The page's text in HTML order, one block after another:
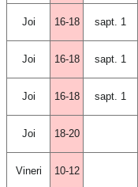
Joi 16-18 sapt. 1
Joi 16-18 sapt. 1
Joi 16-18 sapt. 1
Joi 18-20
Vineri 10-12